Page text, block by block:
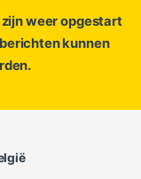
weer opgestart
kunnen